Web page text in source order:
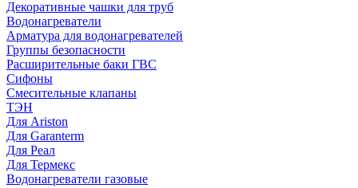
Декоративные чашки для труб
Водонагреватели
Арматура для водонагревателей
Группы безопасности
Расширительные баки ГВС
Сифоны
Смесительные клапаны
ТЭН
Для Ariston
Для Garanterm
Для Реал
Для Термекс
Водонагреватели газовые